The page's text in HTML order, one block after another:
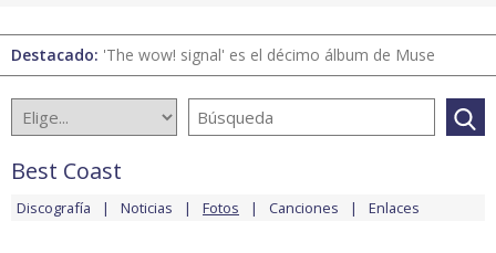
Destacado: 'The wow! signal' es el décimo álbum de Muse
Best Coast
Discografía Noticias Fotos Canciones Enlaces